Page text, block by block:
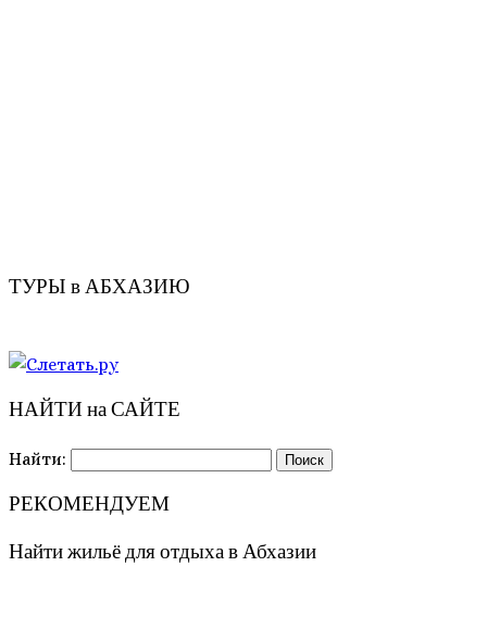
ТУРЫ в АБХАЗИЮ
НАЙТИ на САЙТЕ
Найти:
РЕКОМЕНДУЕМ
Найти жильё для отдыха в Абхазии